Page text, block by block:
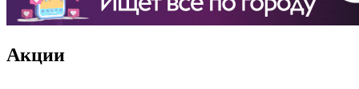
Акции